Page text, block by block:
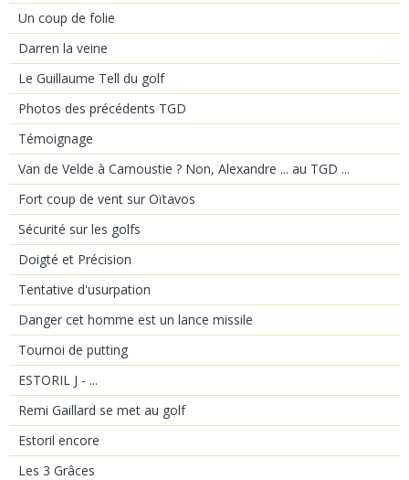
Un coup de folie
Darren la veine
Le Guillaume Tell du golf
Photos des précédents TGD
Témoignage
Van de Velde à Carnoustie ? Non, Alexandre ... au TGD ...
Fort coup de vent sur Oïtavos
Sécurité sur les golfs
Doigté et Précision
Tentative d'usurpation
Danger cet homme est un lance missile
Tournoi de putting
ESTORIL J - ...
Remi Gaillard se met au golf
Estoril encore
Les 3 Grâces